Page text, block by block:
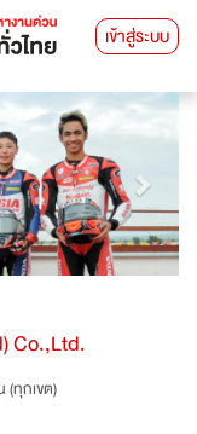
เข้าสู่ระบบ
Next
Co.,Ltd.
(ทุกเขต)